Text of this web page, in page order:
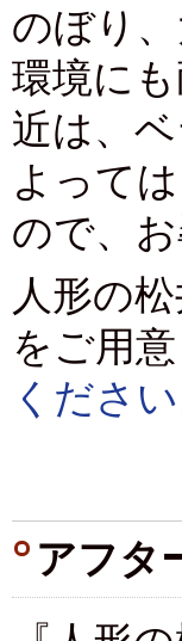
のぼり
環境に
近は、
よって
ので、お
人形の
をご用
ください
アフタ